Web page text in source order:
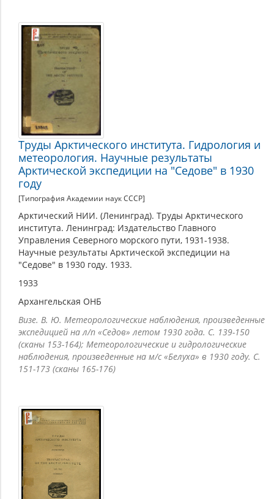
Труды Арктического института. Гидрология и
метеорология. Научные результаты
Арктической экспедиции на "Седове" в 1930
году
[Типография Академии наук СССР]
Арктический НИИ. (Ленинград). Труды Арктического
института. Ленинград: Издательство Главного
Управления Северного морского пути, 1931-1938.
Научные результаты Арктической экспедиции на
"Седове" в 1930 году. 1933.
1933
Архангельская ОНБ
Визе. В. Ю. Метеорологические наблюдения, произведенные
экспедицией на л/п «Седов» летом 1930 года. С. 139-150
(сканы 153-164); Метеорологические и гидрологические
наблюдения, произведенные на м/с «Белуха» в 1930 году. С.
151-173 (сканы 165-176)